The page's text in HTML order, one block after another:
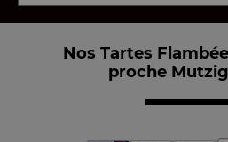
Nos Tartes
proche Mutzig